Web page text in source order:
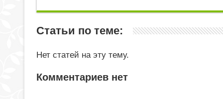
Статьи по теме:
Нет статей на эту тему.
Комментариев нет